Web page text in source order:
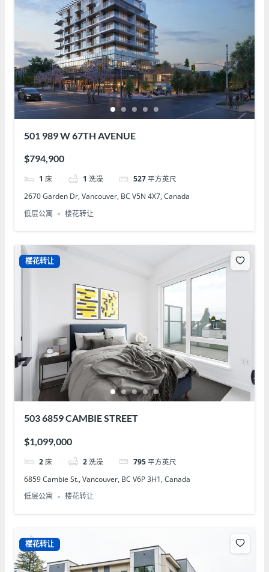
501 989 W 67TH AVENUE
$794,900
1 床 1 洗澡 527 平方英尺
2670 Garden Dr, Vancouver, BC V5N 4X7, Canada
低层公寓
楼花转让
楼花转让
503 6859 CAMBIE STREET
$1,099,000
2 床 2 洗澡 795 平方英尺
6859 Cambie St., Vancouver, BC V6P 3H1, Canada
低层公寓
楼花转让
楼花转让